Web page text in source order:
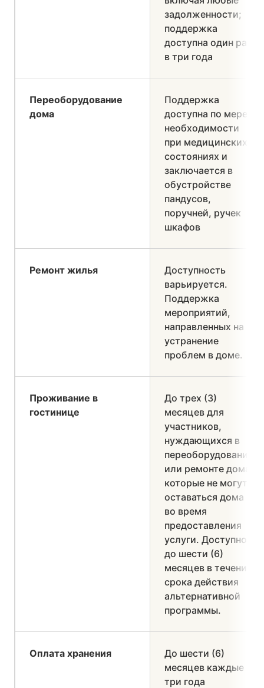
задолженности;
поддержка
доступна один раз
в три года
Переоборудование
дома
Поддержка
доступна по мере
необходимости
при медицинских
состояниях и
заключается в
обустройстве
пандусов,
поручней, ручек
шкафов
Ремонт жилья
Доступность
варьируется.
Поддержка
мероприятий,
направленных на
устранение
проблем в доме.
Проживание в
гостинице
До трех (3)
месяцев для
участников,
нуждающихся в
переоборудовании
или ремонте дома,
которые не могут
оставаться дома
во время
предоставления
услуги. Доступно
до шести (6)
месяцев в течение
срока действия
альтернативной
программы.
Оплата хранения
До шести (6)
месяцев каждые
три года